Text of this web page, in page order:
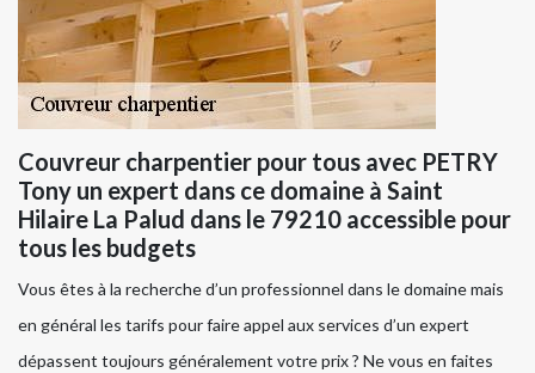
Couvreur charpentier pour tous avec PETRY
Tony un expert dans ce domaine à Saint
Hilaire La Palud dans le 79210 accessible pour
tous les budgets
Vous êtes à la recherche d’un professionnel dans le domaine mais
en général les tarifs pour faire appel aux services d’un expert
dépassent toujours généralement votre prix ? Ne vous en faites